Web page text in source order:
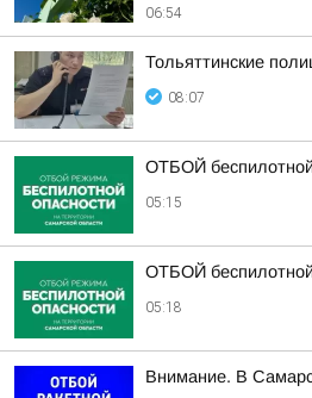
06:54
Тольяттинские
08:07
ОТБОЙ беспилотной
05:15
ОТБОЙ беспилотной
05:18
Внимание. В